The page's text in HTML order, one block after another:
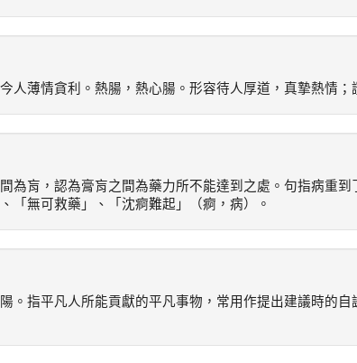
人薄情貪利。熱腸，熱心腸。形容待人厚道，真摯熱情；
為肓，認為膏肓之間為藥力所不能達到之處。句指病重
「無可救藥」、「沈痾難起」（痾，病）。
。指平凡人所能貢獻的平凡事物，常用作提出建議時的